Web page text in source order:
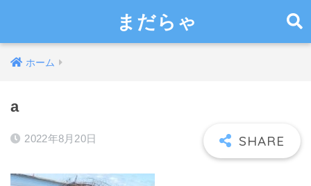
まだらゃ
ホーム
a
2022年8月20日